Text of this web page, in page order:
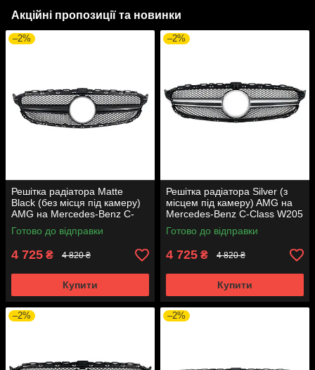
Акційні пропозиції та новинки
–2%
Решітка радіатора Matte
Black (без місця під камеру)
AMG на Mercedes-Benz C-
Class W205 2014-2018 року
Готово до відправки
4 725 ₴ 4 820 ₴
Купити
–2%
Решітка радіатора Silver (з
місцем під камеру) AMG на
Mercedes-Benz C-Class W205
2014-2018 року
Готово до відправки
4 725 ₴ 4 820 ₴
Купити
–2% –2%